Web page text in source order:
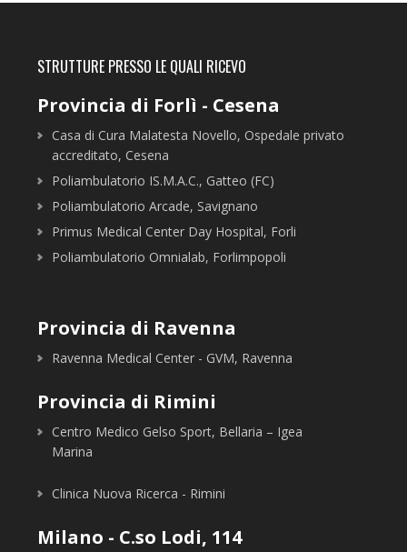
STRUTTURE PRESSO LE QUALI RICEVO
Provincia di Forlì - Cesena
Casa di Cura Malatesta Novello, Ospedale privato
accreditato, Cesena
Poliambulatorio IS.M.A.C., Gatteo (FC)
Poliambulatorio Arcade, Savignano
Primus Medical Center Day Hospital, Forli
Poliambulatorio Omnialab, Forlimpopoli
Provincia di Ravenna
Ravenna Medical Center - GVM, Ravenna
Provincia di Rimini
Centro Medico Gelso Sport, Bellaria – Igea
Marina
Clinica Nuova Ricerca - Rimini
Milano - C.so Lodi, 114